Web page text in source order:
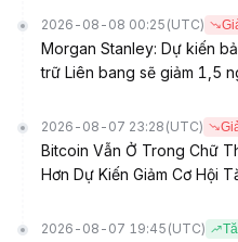
2026-08-08 00:25 (UTC)
Morgan Stanley: Dự kiến
trữ Liên bang sẽ giảm 1,5
2026-08-07 23:28 (UTC)
Bitcoin Vẫn Ở Trong Chữ
Hơn Dự Kiến Giảm Cơ Hội
2026-08-07 19:45 (UTC)